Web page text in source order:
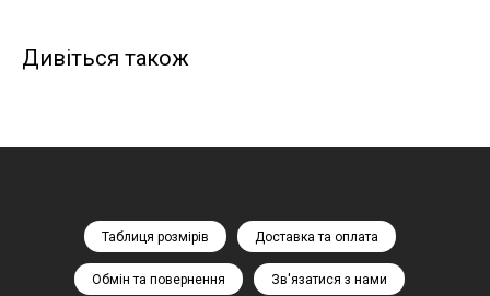
Дивіться також
Таблиця розмірів Доставка та оплата
Обмін та повернення Зв'язатися з нами